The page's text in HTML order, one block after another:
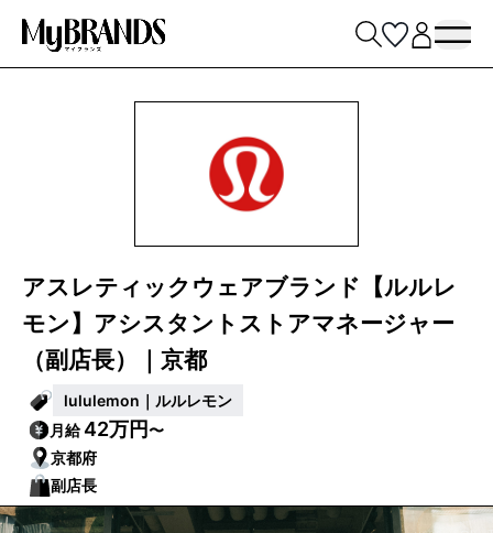
アスレティックウェアブランド【ルルレ
モン】アシスタントストアマネージャー
（副店長）｜京都
lululemon｜ルルレモン
月給42万円〜
京都府
副店長